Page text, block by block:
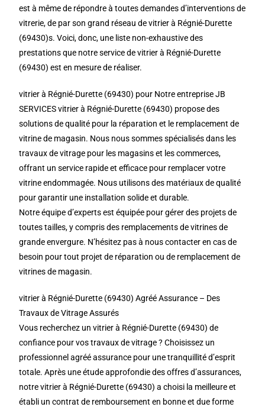
est à même de répondre à toutes demandes d’interventions de
vitrerie, de par son grand réseau de vitrier à Régnié-Durette
(69430)s. Voici, donc, une liste non-exhaustive des
prestations que notre service de vitrier à Régnié-Durette
(69430) est en mesure de réaliser.
vitrier à Régnié-Durette (69430) pour Notre entreprise JB
SERVICES vitrier à Régnié-Durette (69430) propose des
solutions de qualité pour la réparation et le remplacement de
vitrine de magasin. Nous nous sommes spécialisés dans les
travaux de vitrage pour les magasins et les commerces,
offrant un service rapide et efficace pour remplacer votre
vitrine endommagée. Nous utilisons des matériaux de qualité
pour garantir une installation solide et durable.
Notre équipe d’experts est équipée pour gérer des projets de
toutes tailles, y compris des remplacements de vitrines de
grande envergure. N’hésitez pas à nous contacter en cas de
besoin pour tout projet de réparation ou de remplacement de
vitrines de magasin.
vitrier à Régnié-Durette (69430) Agréé Assurance – Des
Travaux de Vitrage Assurés
Vous recherchez un vitrier à Régnié-Durette (69430) de
confiance pour vos travaux de vitrage ? Choisissez un
professionnel agréé assurance pour une tranquillité d’esprit
totale. Après une étude approfondie des offres d’assurances,
notre vitrier à Régnié-Durette (69430) a choisi la meilleure et
établi un contrat de remboursement en bonne et due forme